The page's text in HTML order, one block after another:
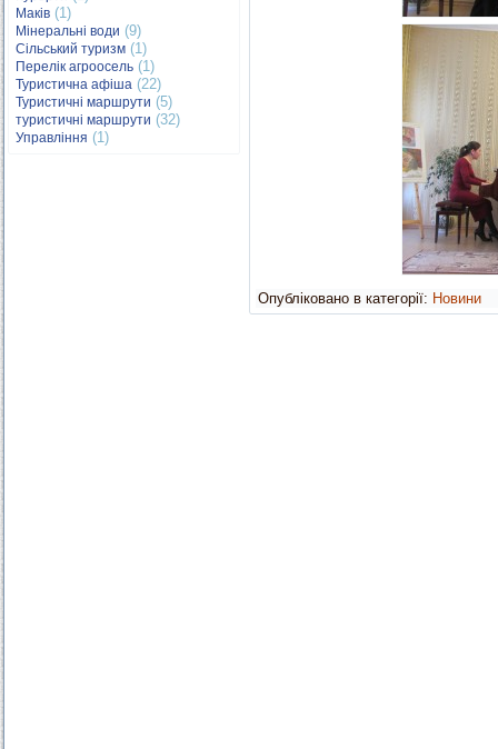
Маків (1)
Мінеральні води (9)
Сільський туризм (1)
Перелік агроосель (1)
Туристична афіша (22)
Туристичні маршрути (5)
туристичні маршрути (32)
Управління (1)
Опубліковано в категорії: Новини